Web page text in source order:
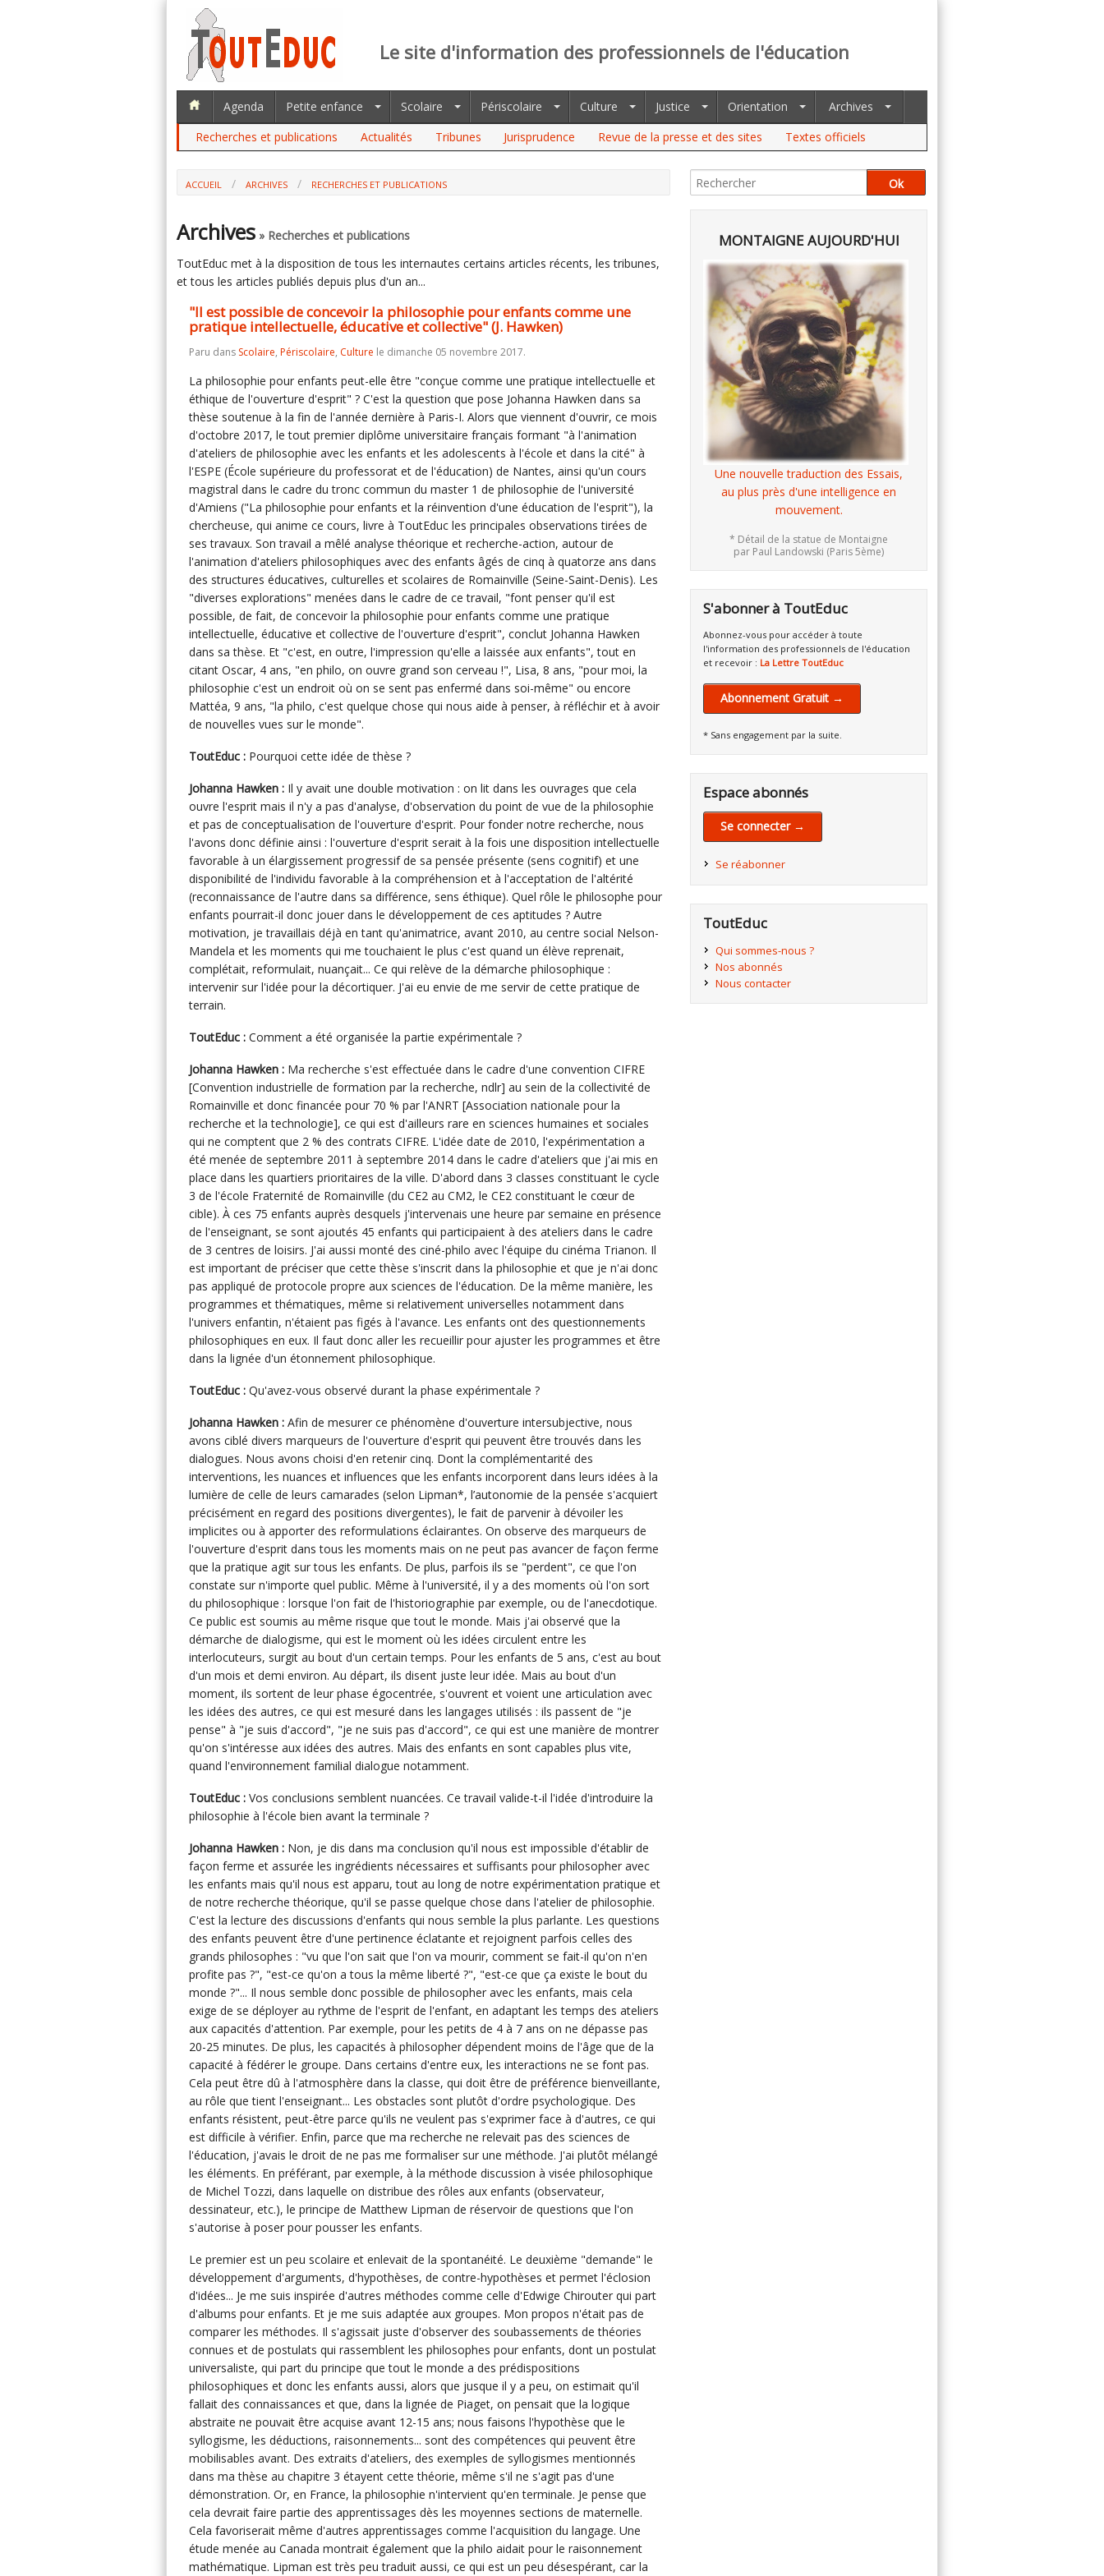
Le site d'information des professionnels de l'éducation
Agenda Petite enfance Scolaire Périscolaire Culture Justice Orientation
Archives
Recherches et publications
Actualités Tribunes Jurisprudence Revue de la presse et des sites Textes officiels
ACCUEIL ARCHIVES
RECHERCHES ET PUBLICATIONS
INTELLECTUELLE, ÉDUCATIVE ET COLLECTIVE" (J. HAWKEN)
Archives » Recherches et publications
ToutEduc met à la disposition de tous les internautes certains articles récents, les tribunes,
et tous les articles publiés depuis plus d'un an...
"Il est possible de concevoir la philosophie pour enfants comme une
pratique intellectuelle, éducative et collective" (J. Hawken)
Paru dans Scolaire, Périscolaire, Culture le dimanche 05 novembre 2017.
La philosophie pour enfants peut-elle être "conçue comme une pratique intellectuelle et
éthique de l'ouverture d'esprit" ? C'est la question que pose Johanna Hawken dans sa
thèse soutenue à la fin de l'année dernière à Paris-I. Alors que viennent d'ouvrir, ce mois
d'octobre 2017, le tout premier diplôme universitaire français formant "à l'animation
d'ateliers de philosophie avec les enfants et les adolescents à l'école et dans la cité" à
l'ESPE (École supérieure du professorat et de l'éducation) de Nantes, ainsi qu'un cours
magistral dans le cadre du tronc commun du master 1 de philosophie de l'université
d'Amiens ("La philosophie pour enfants et la réinvention d'une éducation de l'esprit"), la
chercheuse, qui anime ce cours, livre à ToutEduc les principales observations tirées de
ses travaux. Son travail a mêlé analyse théorique et recherche-action, autour de
l'animation d'ateliers philosophiques avec des enfants âgés de cinq à quatorze ans dans
des structures éducatives, culturelles et scolaires de Romainville (Seine-Saint-Denis). Les
"diverses explorations" menées dans le cadre de ce travail, "font penser qu'il est
possible, de fait, de concevoir la philosophie pour enfants comme une pratique
intellectuelle, éducative et collective de l'ouverture d'esprit", conclut Johanna Hawken
dans sa thèse. Et "c'est, en outre, l'impression qu'elle a laissée aux enfants", tout en
citant Oscar, 4 ans, "en philo, on ouvre grand son cerveau !", Lisa, 8 ans, "pour moi, la
philosophie c'est un endroit où on se sent pas enfermé dans soi-même" ou encore
Mattéa, 9 ans, "la philo, c'est quelque chose qui nous aide à penser, à réfléchir et à avoir
de nouvelles vues sur le monde".
ToutEduc : Pourquoi cette idée de thèse ?
Johanna Hawken : Il y avait une double motivation : on lit dans les ouvrages que cela
ouvre l'esprit mais il n'y a pas d'analyse, d'observation du point de vue de la philosophie
et pas de conceptualisation de l'ouverture d'esprit. Pour fonder notre recherche, nous
l'avons donc définie ainsi : l'ouverture d'esprit serait à la fois une disposition intellectuelle
favorable à un élargissement progressif de sa pensée présente (sens cognitif) et une
disponibilité de l'individu favorable à la compréhension et à l'acceptation de l'altérité
(reconnaissance de l'autre dans sa différence, sens éthique). Quel rôle le philosophe pour
enfants pourrait-il donc jouer dans le développement de ces aptitudes ? Autre
motivation, je travaillais déjà en tant qu'animatrice, avant 2010, au centre social Nelson-
Mandela et les moments qui me touchaient le plus c'est quand un élève reprenait,
complétait, reformulait, nuançait... Ce qui relève de la démarche philosophique :
intervenir sur l'idée pour la décortiquer. J'ai eu envie de me servir de cette pratique de
terrain.
ToutEduc : Comment a été organisée la partie expérimentale ?
Johanna Hawken : Ma recherche s'est effectuée dans le cadre d'une convention CIFRE
[Convention industrielle de formation par la recherche, ndlr] au sein de la collectivité de
Romainville et donc financée pour 70 % par l'ANRT [Association nationale pour la
recherche et la technologie], ce qui est d'ailleurs rare en sciences humaines et sociales
qui ne comptent que 2 % des contrats CIFRE. L'idée date de 2010, l'expérimentation a
été menée de septembre 2011 à septembre 2014 dans le cadre d'ateliers que j'ai mis en
place dans les quartiers prioritaires de la ville. D'abord dans 3 classes constituant le cycle
3 de l'école Fraternité de Romainville (du CE2 au CM2, le CE2 constituant le cœur de
cible). À ces 75 enfants auprès desquels j'intervenais une heure par semaine en présence
de l'enseignant, se sont ajoutés 45 enfants qui participaient à des ateliers dans le cadre
de 3 centres de loisirs. J'ai aussi monté des ciné-philo avec l'équipe du cinéma Trianon. Il
est important de préciser que cette thèse s'inscrit dans la philosophie et que je n'ai donc
pas appliqué de protocole propre aux sciences de l'éducation. De la même manière, les
programmes et thématiques, même si relativement universelles notamment dans
l'univers enfantin, n'étaient pas figés à l'avance. Les enfants ont des questionnements
philosophiques en eux. Il faut donc aller les recueillir pour ajuster les programmes et être
dans la lignée d'un étonnement philosophique.
ToutEduc : Qu'avez-vous observé durant la phase expérimentale ?
Johanna Hawken : Afin de mesurer ce phénomène d'ouverture intersubjective, nous
avons ciblé divers marqueurs de l'ouverture d'esprit qui peuvent être trouvés dans les
dialogues. Nous avons choisi d'en retenir cinq. Dont la complémentarité des
interventions, les nuances et influences que les enfants incorporent dans leurs idées à la
lumière de celle de leurs camarades (selon Lipman*, l’autonomie de la pensée s'acquiert
précisément en regard des positions divergentes), le fait de parvenir à dévoiler les
implicites ou à apporter des reformulations éclairantes. On observe des marqueurs de
l'ouverture d'esprit dans tous les moments mais on ne peut pas avancer de façon ferme
que la pratique agit sur tous les enfants. De plus, parfois ils se "perdent", ce que l'on
constate sur n'importe quel public. Même à l'université, il y a des moments où l'on sort
du philosophique : lorsque l'on fait de l'historiographie par exemple, ou de l'anecdotique.
Ce public est soumis au même risque que tout le monde. Mais j'ai observé que la
démarche de dialogisme, qui est le moment où les idées circulent entre les
interlocuteurs, surgit au bout d'un certain temps. Pour les enfants de 5 ans, c'est au bout
d'un mois et demi environ. Au départ, ils disent juste leur idée. Mais au bout d'un
moment, ils sortent de leur phase égocentrée, s'ouvrent et voient une articulation avec
les idées des autres, ce qui est mesuré dans les langages utilisés : ils passent de "je
pense" à "je suis d'accord", "je ne suis pas d'accord", ce qui est une manière de montrer
qu'on s'intéresse aux idées des autres. Mais des enfants en sont capables plus vite,
quand l'environnement familial dialogue notamment.
ToutEduc : Vos conclusions semblent nuancées. Ce travail valide-t-il l'idée d'introduire la
philosophie à l'école bien avant la terminale ?
Johanna Hawken : Non, je dis dans ma conclusion qu'il nous est impossible d'établir de
façon ferme et assurée les ingrédients nécessaires et suffisants pour philosopher avec
les enfants mais qu'il nous est apparu, tout au long de notre expérimentation pratique et
de notre recherche théorique, qu'il se passe quelque chose dans l'atelier de philosophie.
C'est la lecture des discussions d'enfants qui nous semble la plus parlante. Les questions
des enfants peuvent être d'une pertinence éclatante et rejoignent parfois celles des
grands philosophes : "vu que l'on sait que l'on va mourir, comment se fait-il qu'on n'en
profite pas ?", "est-ce qu'on a tous la même liberté ?", "est-ce que ça existe le bout du
monde ?"... Il nous semble donc possible de philosopher avec les enfants, mais cela
exige de se déployer au rythme de l'esprit de l'enfant, en adaptant les temps des ateliers
aux capacités d'attention. Par exemple, pour les petits de 4 à 7 ans on ne dépasse pas
20-25 minutes. De plus, les capacités à philosopher dépendent moins de l'âge que de la
capacité à fédérer le groupe. Dans certains d'entre eux, les interactions ne se font pas.
Cela peut être dû à l'atmosphère dans la classe, qui doit être de préférence bienveillante,
au rôle que tient l'enseignant... Les obstacles sont plutôt d'ordre psychologique. Des
enfants résistent, peut-être parce qu'ils ne veulent pas s'exprimer face à d'autres, ce qui
est difficile à vérifier. Enfin, parce que ma recherche ne relevait pas des sciences de
l'éducation, j'avais le droit de ne pas me formaliser sur une méthode. J'ai plutôt mélangé
les éléments. En préférant, par exemple, à la méthode discussion à visée philosophique
de Michel Tozzi, dans laquelle on distribue des rôles aux enfants (observateur,
dessinateur, etc.), le principe de Matthew Lipman de réservoir de questions que l'on
s'autorise à poser pour pousser les enfants.
Le premier est un peu scolaire et enlevait de la spontanéité. Le deuxième "demande" le
développement d'arguments, d'hypothèses, de contre-hypothèses et permet l'éclosion
d'idées... Je me suis inspirée d'autres méthodes comme celle d'Edwige Chirouter qui part
d'albums pour enfants. Et je me suis adaptée aux groupes. Mon propos n'était pas de
comparer les méthodes. Il s'agissait juste d'observer des soubassements de théories
connues et de postulats qui rassemblent les philosophes pour enfants, dont un postulat
universaliste, qui part du principe que tout le monde a des prédispositions
philosophiques et donc les enfants aussi, alors que jusque il y a peu, on estimait qu'il
fallait des connaissances et que, dans la lignée de Piaget, on pensait que la logique
abstraite ne pouvait être acquise avant 12-15 ans; nous faisons l'hypothèse que le
syllogisme, les déductions, raisonnements... sont des compétences qui peuvent être
mobilisables avant. Des extraits d'ateliers, des exemples de syllogismes mentionnés
dans ma thèse au chapitre 3 étayent cette théorie, même s'il ne s'agit pas d'une
démonstration. Or, en France, la philosophie n'intervient qu'en terminale. Je pense que
cela devrait faire partie des apprentissages dès les moyennes sections de maternelle.
Cela favoriserait même d'autres apprentissages comme l'acquisition du langage. Une
étude menée au Canada montrait également que la philo aidait pour le raisonnement
mathématique. Lipman est très peu traduit aussi, ce qui est un peu désespérant, car la
MONTAIGNE AUJOURD'HUI
Une nouvelle traduction des Essais,
au plus près d'une intelligence en
mouvement.
* Détail de la statue de Montaigne
par Paul Landowski (Paris 5ème)
S'abonner à ToutEduc
Abonnez-vous pour accéder à toute
l'information des professionnels de l'éducation
et recevoir : La Lettre ToutEduc
Abonnement Gratuit →
* Sans engagement par la suite.
Espace abonnés
Se connecter →
Se réabonner
ToutEduc
Qui sommes-nous ?
Nos abonnés
Nous contacter